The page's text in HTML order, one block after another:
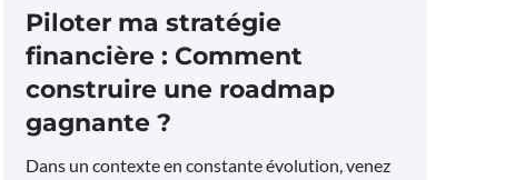
Piloter ma stratégie
financière : Comment
construire une roadmap
gagnante ?
Dans un contexte en constante évolution, venez